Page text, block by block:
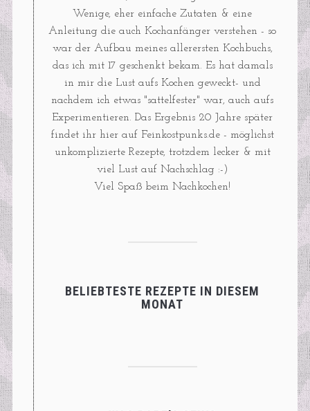
Wenige, eher einfache Zutaten & eine
Anleitung die auch Kochanfänger verstehen - so
war der Aufbau meines allerersten Kochbuchs,
das ich mit 17 geschenkt bekam. Es hat damals
in mir die Lust aufs Kochen geweckt- und
nachdem ich etwas "sattelfester" war, auch aufs
Experimentieren. Das Ergebnis 20 Jahre später
findet ihr hier auf Feinkostpunks.de - möglichst
unkomplizierte Rezepte, trotzdem lecker & mit
viel Lust auf Nachschlag :-)
Viel Spaß beim Nachkochen!
BELIEBTESTE REZEPTE IN DIESEM
MONAT